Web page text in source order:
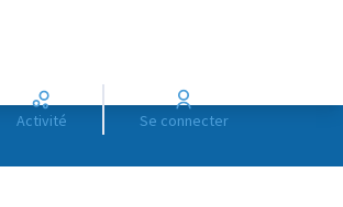
Activité Se connecter